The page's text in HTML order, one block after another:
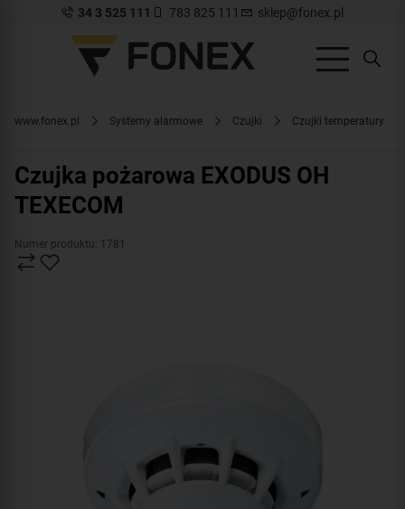
34 3 525 111 783 825 111 sklep@fonex.pl
www.fonex.pl Systemy alarmowe Czujki Czujki temperatury
Czujka pożarowa EXODUS OH
TEXECOM
Numer produktu: 1781